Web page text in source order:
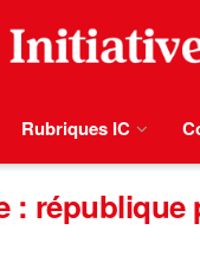
Rubriques IC
: république